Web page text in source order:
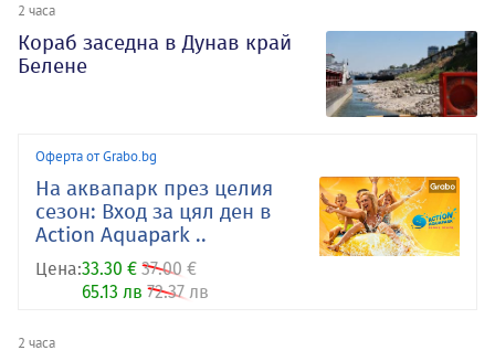
2 часа
Кораб заседна в Дунав край
Белене
Оферта от Grabo.bg
На аквапарк през целия
сезон: Вход за цял ден в
Action Aquapark ..
Цена:33.30 € 37.00 €
65.13 лв 72.37 лв
2 часа